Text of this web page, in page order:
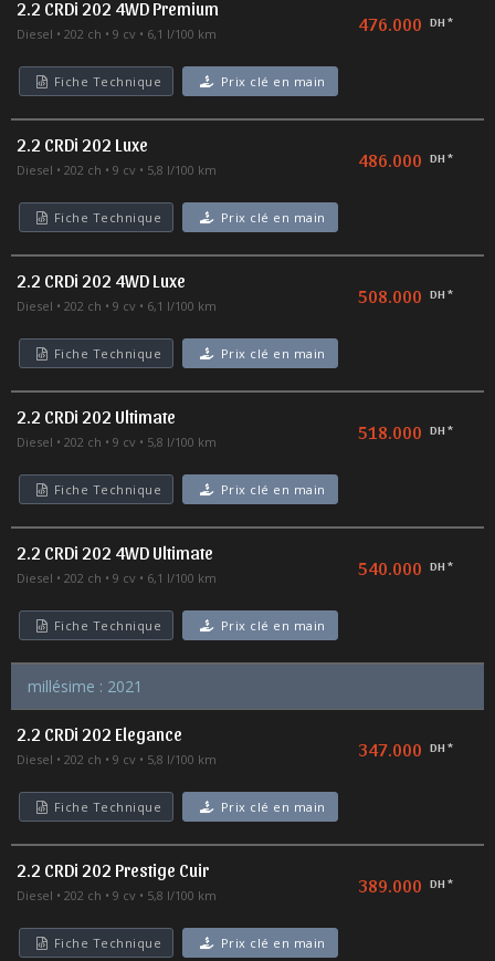
2.2 CRDi 202 4WD Premium
Diesel 202 ch 9 cv 6,1 l/100 km 476.000 DH *
Fiche Technique Prix clé en main
2.2 CRDi 202 Luxe
Diesel 202 ch 9 cv 5,8 l/100 km 486.000 DH *
Fiche Technique Prix clé en main
2.2 CRDi 202 4WD Luxe
Diesel 202 ch 9 cv 6,1 l/100 km 508.000 DH *
Fiche Technique Prix clé en main
2.2 CRDi 202 Ultimate
Diesel 202 ch 9 cv 5,8 l/100 km 518.000 DH *
Fiche Technique Prix clé en main
2.2 CRDi 202 4WD Ultimate
Diesel 202 ch 9 cv 6,1 l/100 km 540.000 DH *
Fiche Technique Prix clé en main
millésime : 2021
2.2 CRDi 202 Elegance
Diesel 202 ch 9 cv 5,8 l/100 km 347.000 DH *
Fiche Technique Prix clé en main
2.2 CRDi 202 Prestige Cuir
Diesel 202 ch 9 cv 5,8 l/100 km 389.000 DH *
Fiche Technique Prix clé en main